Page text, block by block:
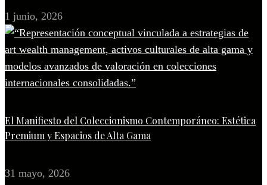
1 junio, 2026
El Manifiesto del Coleccionismo Contemporáneo: Estética
Premium y Espacios de Alta Gama
31 mayo, 2026